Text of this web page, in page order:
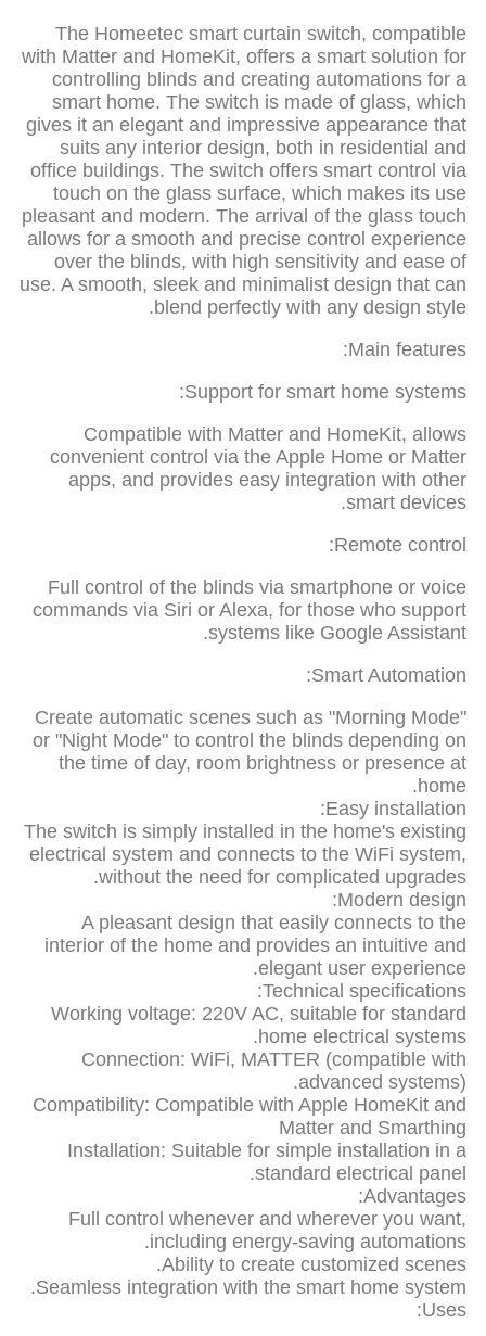
The Homeetec smart curtain switch, compatible
with Matter and HomeKit, offers a smart solution for
controlling blinds and creating automations for a
smart home. The switch is made of glass, which
gives it an elegant and impressive appearance that
suits any interior design, both in residential and
office buildings. The switch offers smart control via
touch on the glass surface, which makes its use
pleasant and modern. The arrival of the glass touch
allows for a smooth and precise control experience
over the blinds, with high sensitivity and ease of
use. A smooth, sleek and minimalist design that can
blend perfectly with any design style.
Main features:
Support for smart home systems:
Compatible with Matter and HomeKit, allows
convenient control via the Apple Home or Matter
apps, and provides easy integration with other
smart devices.
Remote control:
Full control of the blinds via smartphone or voice
commands via Siri or Alexa, for those who support
systems like Google Assistant.
Smart Automation:
Create automatic scenes such as "Morning Mode"
or "Night Mode" to control the blinds depending on
the time of day, room brightness or presence at
home.
Easy installation:
The switch is simply installed in the home's existing
electrical system and connects to the WiFi system,
without the need for complicated upgrades.
Modern design:
A pleasant design that easily connects to the
interior of the home and provides an intuitive and
elegant user experience.
Technical specifications:
Working voltage: 220V AC, suitable for standard
home electrical systems.
Connection: WiFi, MATTER (compatible with
advanced systems).
Compatibility: Compatible with Apple HomeKit and
Matter and Smarthing
Installation: Suitable for simple installation in a
standard electrical panel.
Advantages:
Full control whenever and wherever you want,
including energy-saving automations.
Ability to create customized scenes.
Seamless integration with the smart home system.
Uses: